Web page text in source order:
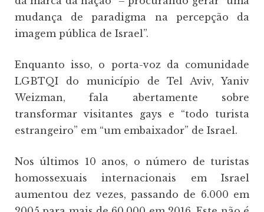
mudança de paradigma na percepção da
imagem pública de Israel”.
Enquanto isso, o porta-voz da comunidade
LGBTQI do município de Tel Aviv, Yaniv
Weizman, fala abertamente sobre
transformar visitantes gays e “todo turista
estrangeiro” em “um embaixador” de Israel.
Nos últimos 10 anos, o número de turistas
homossexuais internacionais em Israel
aumentou dez vezes, passando de 6.000 em